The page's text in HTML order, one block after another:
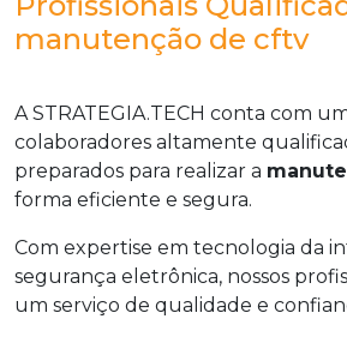
manutenção de cftv
A STRATEGIA.TECH conta com
colaboradores altamente
preparados para realizar a
forma eficiente e segura.
Com expertise em tecnologia da
segurança eletrônica, nossos
um serviço de qualidade e